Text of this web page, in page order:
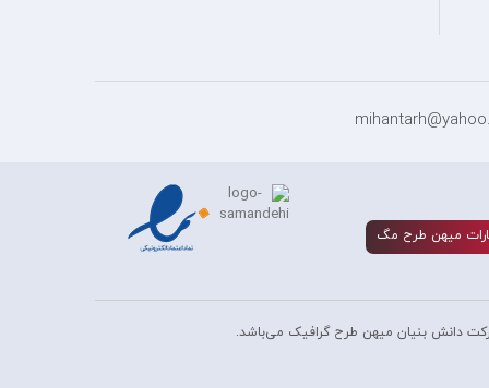
ميهن طرح مگ
دانش بنیان میهن طرح گرافیک می‌باشد.